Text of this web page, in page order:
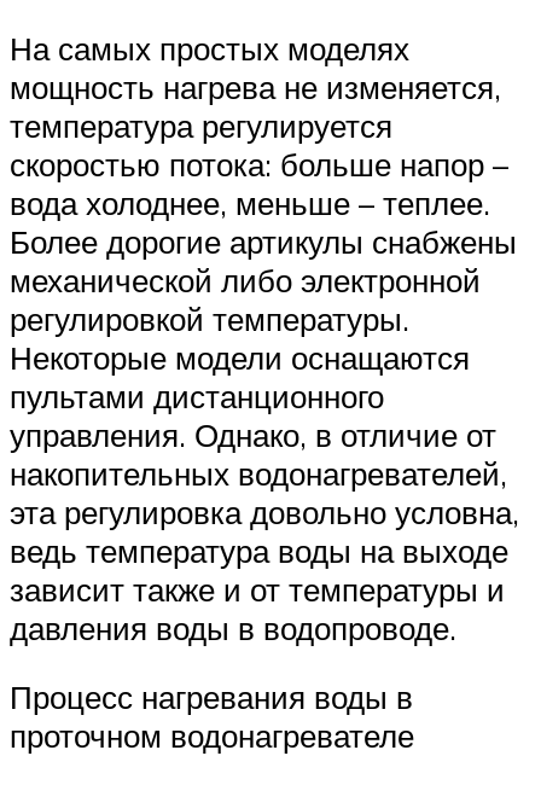
На самых простых моделях
мощность нагрева не изменяется,
температура регулируется
скоростью потока: больше напор –
вода холоднее, меньше – теплее.
Более дорогие артикулы снабжены
механической либо электронной
регулировкой температуры.
Некоторые модели оснащаются
пультами дистанционного
управления. Однако, в отличие от
накопительных водонагревателей,
эта регулировка довольно условна,
ведь температура воды на выходе
зависит также и от температуры и
давления воды в водопроводе.
Процесс нагревания воды в
проточном водонагревателе